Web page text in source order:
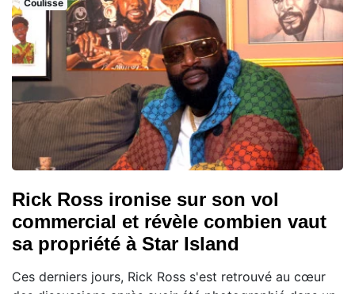
Coulisse
Rick Ross ironise sur son vol
commercial et révèle combien vaut
sa propriété à Star Island
Ces derniers jours, Rick Ross s'est retrouvé au cœur